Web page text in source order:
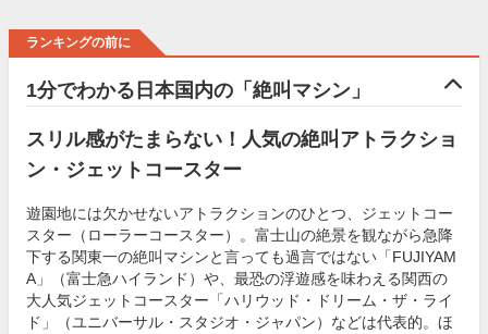
ランキングの前に
1分でわかる日本国内の「絶叫マシン」
スリル感がたまらない！人気の絶叫アトラクショ
ン・ジェットコースター
遊園地には欠かせないアトラクションのひとつ、ジェットコー
スター（ローラーコースター）。富士山の絶景を観ながら急降
下する関東一の絶叫マシンと言っても過言ではない「FUJIYAM
A」（富士急ハイランド）や、最恐の浮遊感を味わえる関西の
大人気ジェットコースター「ハリウッド・ドリーム・ザ・ライ
ド」（ユニバーサル・スタジオ・ジャパン）などは代表的。ほ